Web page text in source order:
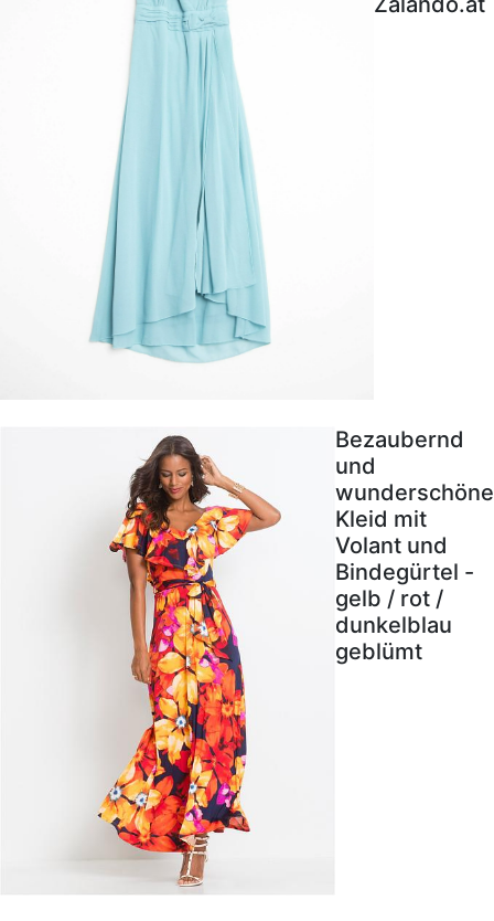
Bezaubernd
und
wunderschöne
Kleid mit
Volant und
Bindegürtel -
gelb / rot /
dunkelblau
geblümt